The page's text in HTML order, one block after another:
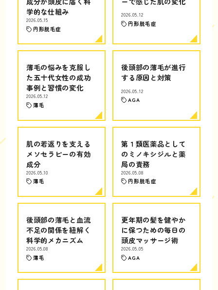
学的な仕組み
2026.05.15
円形脱毛症
2026.05.12
円形脱毛症
薄毛の悩みを克服し
た五十代女性の成功
事例と習慣の変化
2026.05.12
薄毛
後頭部の薄毛が進行
する原因と対策
2026.05.12
AGA
肌の若返りを支える
メソセラピーの有効
成分
2026.05.10
薄毛
第１類医薬品として
のミノキシジルと薬
局の責務
2026.05.08
円形脱毛症
後頭部の薄毛と血流
不足の関係を紐解く
科学的メカニズム
2026.05.08
薄毛
更年期の髪を健やか
に保つための毎日の
頭皮マッサージ術
2026.05.05
AGA